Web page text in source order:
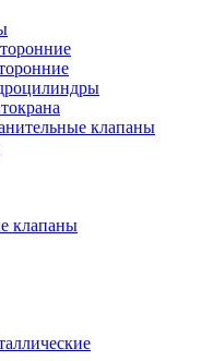
клапаны
клапаны